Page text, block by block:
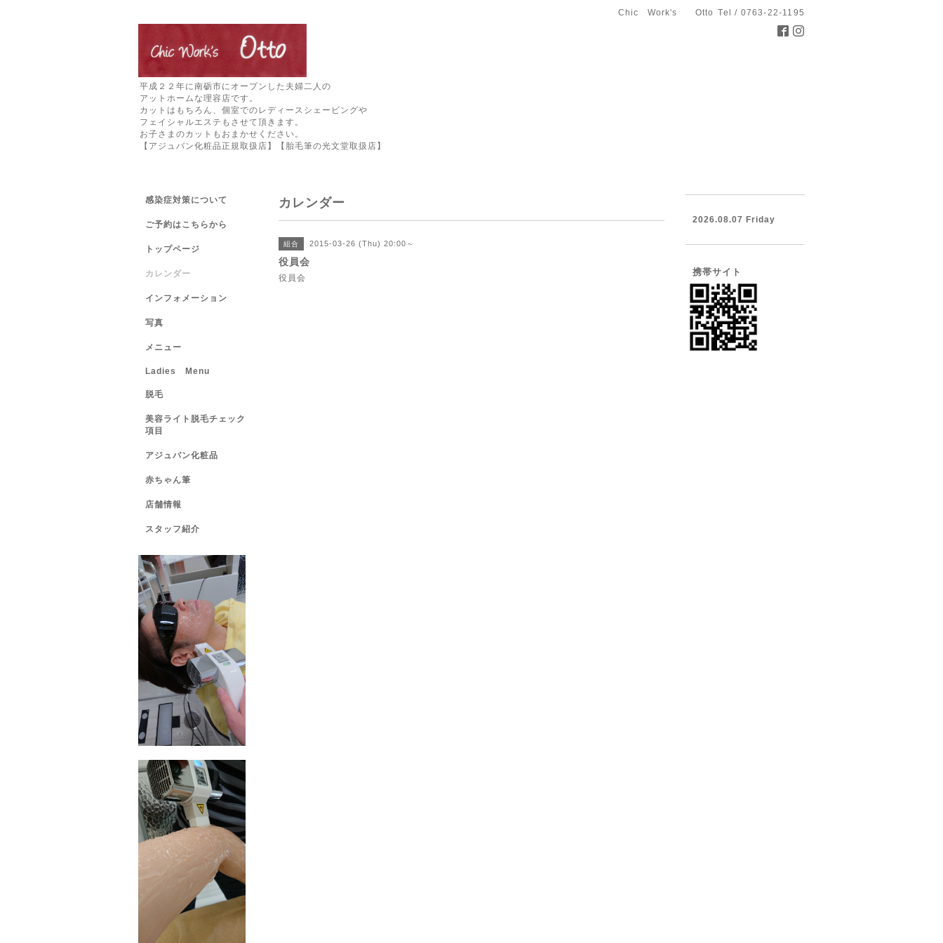
Chic Work's Otto Tel / 0763-22-1195
平成２２年に南砺市にオープンした夫婦二人の
アットホームな理容店です。
カットはもちろん、個室でのレディースシェービングや
フェイシャルエステもさせて頂きます。
お子さまのカットもおまかせください。
【アジュバン化粧品正規取扱店】【胎毛筆の光文堂取扱店】
カレンダー
組合 2015-03-26 (Thu) 20:00～
役員会
役員会
感染症対策について
ご予約はこちらから
トップページ
カレンダー
インフォメーション
写真
メニュー
Ladies Menu
脱毛
美容ライト脱毛チェック
項目
アジュバン化粧品
赤ちゃん筆
店舗情報
スタッフ紹介
2026.08.07 Friday
携帯サイト